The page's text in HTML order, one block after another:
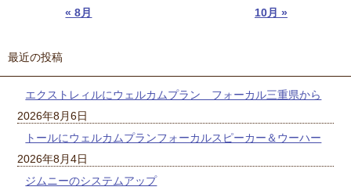
« 8月 10月 »
最近の投稿
エクストレィルにウェルカムプラン フォーカル三重県から
2026年8月6日
トールにウェルカムプランフォーカルスピーカー＆ウーハー
2026年8月4日
ジムニーのシステムアップ